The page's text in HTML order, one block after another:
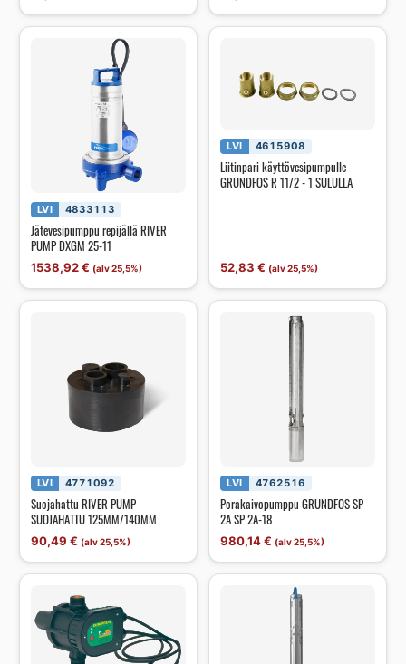
LVI 4833113
Jätevesipumppu repijällä RIVER
PUMP DXGM 25-11
1538,92 € (alv 25,5%)
LVI 4615908
Liitinpari käyttövesipumpulle
GRUNDFOS R 11/2 - 1 SULULLA
52,83 € (alv 25,5%)
LVI 4771092
Suojahattu RIVER PUMP
SUOJAHATTU 125MM/140MM
90,49 € (alv 25,5%)
LVI 4762516
Porakaivopumppu GRUNDFOS SP
2A SP 2A-18
980,14 € (alv 25,5%)